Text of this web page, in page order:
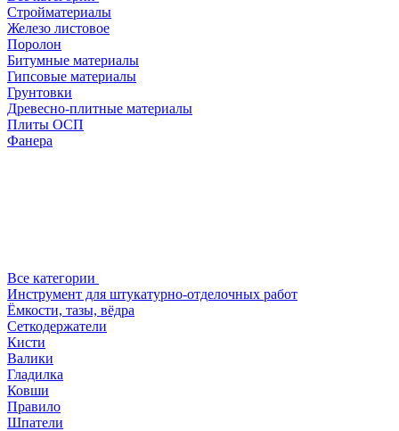
Стройматериалы
Железо листовое
Поролон
Битумные материалы
Гипсовые материалы
Грунтовки
Древесно-плитные материалы
Плиты ОСП
Фанера
Все категории
Инструмент для штукатурно-отделочных работ
Ёмкости, тазы, вёдра
Сеткодержатели
Кисти
Валики
Гладилка
Ковши
Правило
Шпатели